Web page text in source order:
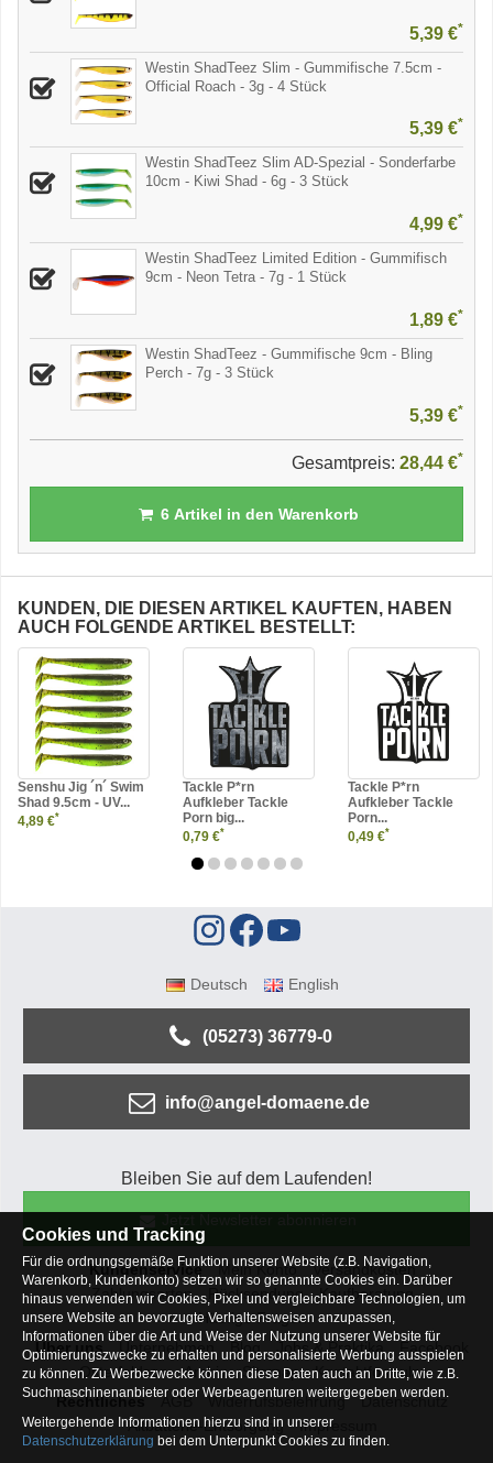
5,39 €*
Westin ShadTeez Slim - Gummifische 7.5cm -
Official Roach - 3g - 4 Stück
5,39 €*
Westin ShadTeez Slim AD-Spezial - Sonderfarbe
10cm - Kiwi Shad - 6g - 3 Stück
4,99 €*
Westin ShadTeez Limited Edition - Gummifisch
9cm - Neon Tetra - 7g - 1 Stück
1,89 €*
Westin ShadTeez - Gummifische 9cm - Bling
Perch - 7g - 3 Stück
5,39 €*
Gesamtpreis: 28,44 €*
6Artikel in den Warenkorb
KUNDEN, DIE DIESEN ARTIKEL KAUFTEN, HABEN
AUCH FOLGENDE ARTIKEL BESTELLT:
Senshu Jig ´n´ Swim
Shad 9.5cm - UV...
4,89 €*
Tackle P*rn
Aufkleber Tackle
Porn big...
0,79 €*
Tackle P*rn
Aufkleber Tackle
Porn...
0,49 €*
Deutsch English
(05273) 36779-0
info@angel-domaene.de
Bleiben Sie auf dem Laufenden!
Kundenservice Mein Konto
Versandkosten
Zahlungsarten
Rücksendung
Kaufberatung
Häufige Fragen
Über uns
Unternehmen Blog Jobs & Praktika
Facebook
Osterfeldsee
Archiv Sitemap
Kontaktformular
Rechtliches
AGB Widerrufsbelehrung
Datenschutz
Altbatterie-Entsorgung
Impressum
Cookies und Tracking
Für die ordnungsgemäße Funktion unserer Website (z.B. Navigation,
Warenkorb, Kundenkonto) setzen wir so genannte Cookies ein. Darüber
hinaus verwenden wir Cookies, Pixel und vergleichbare Technologien, um
unsere Website an bevorzugte Verhaltensweisen anzupassen,
Informationen über die Art und Weise der Nutzung unserer Website für
Optimierungszwecke zu erhalten und personalisierte Werbung ausspielen
zu können. Zu Werbezwecke können diese Daten auch an Dritte, wie z.B.
Suchmaschinenanbieter oder Werbeagenturen weitergegeben werden.
Weitergehende Informationen hierzu sind in unserer
Datenschutzerklärung bei dem Unterpunkt Cookies zu finden.